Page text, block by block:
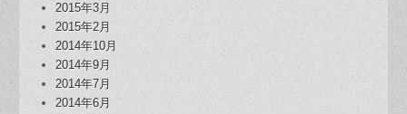
2015年3月
2015年2月
2014年10月
2014年9月
2014年7月
2014年6月